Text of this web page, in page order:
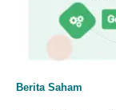
Berita Saham